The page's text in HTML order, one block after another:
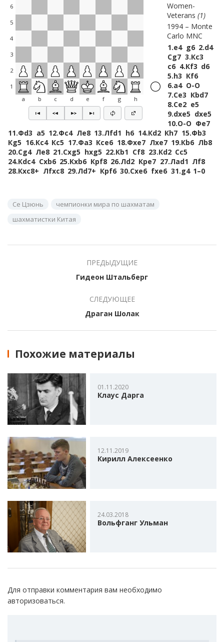
6
5
4
3
2
1
a
b c d e f g h
Women-
Veterans 1
1994
Monte
Carlo MNC
1.e4 g6 2.d4
Сg7 3.Кc3
c6 4.Кf3 d6
5.h3 Кf6
6.a4 O-O
7.Сe3 Кbd7
8.Сe2 e5
9.dxe5 dxe5
10.O-O Фe7
11.Фd3 a5 12.Фc4 Лe8 13.Лfd1 h6 14.Кd2 Кh7 15.Фb3
Кg5 16.Кc4 Кc5 17.Фa3 Кce6 18.Фxe7 Лxe7 19.Кb6 Лb8
20.Сg4 Лe8 21.Сxg5 hxg5 22.Кb1 Сf8 23.Кd2 Сc5
24.Кdc4 Сxb6 25.Кxb6 Крf8 26.Лd2 Крe7 27.Лad1 Лf8
28.Кxc8+ Лfxc8 29.Лd7+ Крf6 30.Сxe6 fxe6 31.g4 1–0
Се Цзюнь
чемпионки мира по шахматам
шахматистки Китая
ПРЕДЫДУЩИЕ
Гидеон Штальберг
СЛЕДУЮЩЕЕ
Драган Шолак
Похожие материалы
01.11.2020
Клаус Дарга
12.11.2019
Кирилл Алексеенко
24.03.2018
Вольфганг Ульман
Для отправки комментария вам необходимо
авторизоваться.